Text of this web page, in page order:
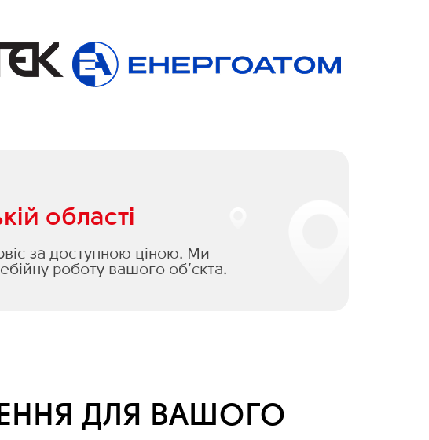
області
за доступною ціною. Ми
роботу вашого об’єкта.
ДЛЯ ВАШОГО